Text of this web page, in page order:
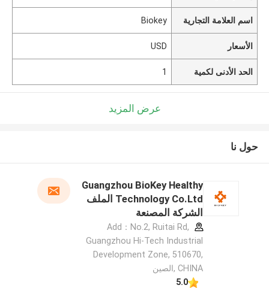
اسم العلامة التجارية Biokey
الأسعار USD
الحد الأدنى لكمية 1
عرض المزيد
حول نا
Guangzhou BioKey Healthy
Technology Co.Ltd الملف
الشركة المصنعة
Add：No.2, Ruitai Rd,
Guangzhou Hi-Tech Industrial
Development Zone, 510670,
CHINA ,الصين
5.0